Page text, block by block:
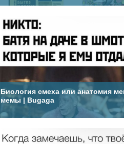
Биология смеха или анатомия
мемы | Bugaga